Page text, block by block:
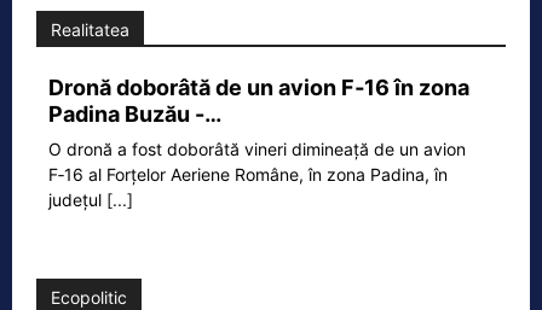
Realitatea
Dronă doborâtă de un avion F‑16 în zona
Padina Buzău -…
O dronă a fost doborâtă vineri dimineață de un avion
F‑16 al Forțelor Aeriene Române, în zona Padina, în
județul [...]
Ecopolitic